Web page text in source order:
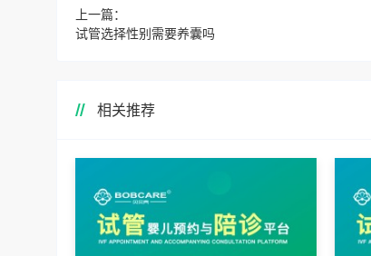
上一篇：
试管选择性别需要养囊吗
相关推荐